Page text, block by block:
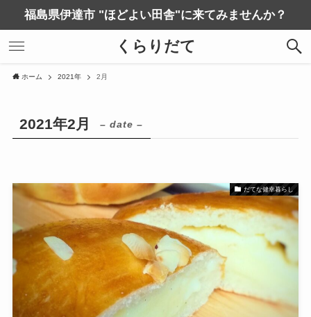
福島県伊達市 "ほどよい田舎"に来てみませんか？
くらりだて
ホーム 2021年 2月
2021年2月 – date –
だてな健幸暮らし